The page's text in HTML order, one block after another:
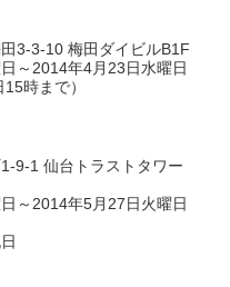
3-3-10 梅田ダイビルB1F
～2014年4月23日水曜日
時まで）
9-1 仙台トラストタワー
～2014年5月27日火曜日